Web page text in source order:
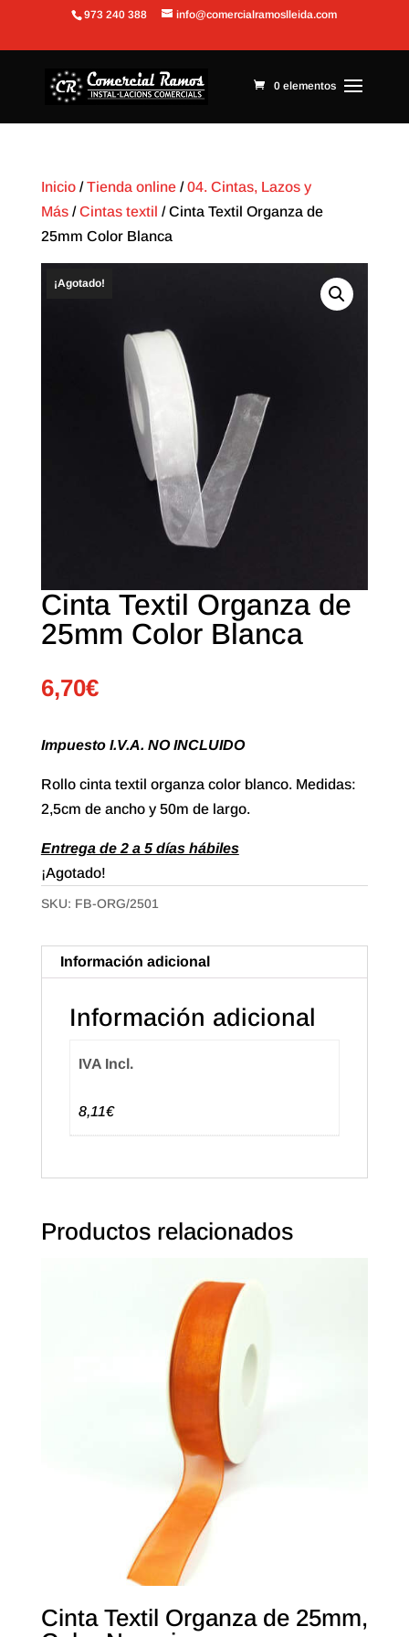
Abrir barra de herramientas
973 240 388 info@comercialramoslleida.com
0 elementos
Inicio/Tienda online/04. Cintas, Lazos y
Más/Cintas textil / Cinta Textil Organza de
25mm Color Blanca
¡Agotado!
Cinta Textil Organza de
25mm Color Blanca
6,70€
Impuesto I.V.A. NO INCLUIDO
Rollo cinta textil organza color blanco. Medidas:
2,5cm de ancho y 50m de largo.
Entrega de 2 a 5 días hábiles
¡Agotado!
SKU: FB-ORG/2501
Información adicional
Información adicional
IVA Incl.
8,11€
Productos relacionados
Cinta Textil Organza de 25mm,